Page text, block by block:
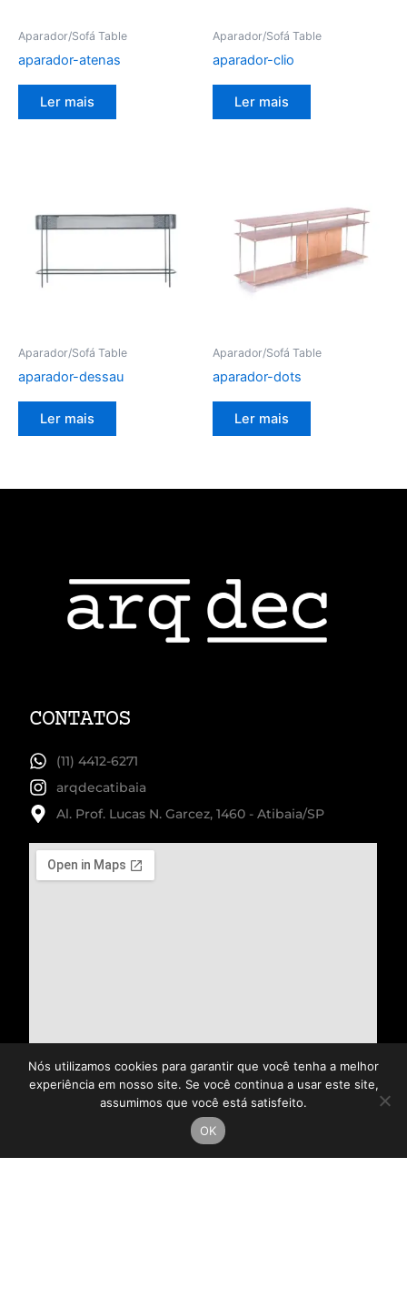
Aparador/Sofá Table
aparador-atenas
Ler mais
Aparador/Sofá Table
aparador-clio
Ler mais
Aparador/Sofá Table
aparador-dessau
Ler mais
Aparador/Sofá Table
aparador-dots
Ler mais
CONTATOS
(11) 4412-6271
arqdecatibaia
Al. Prof. Lucas N. Garcez, 1460 - Atibaia/SP
Nós utilizamos cookies para garantir que você tenha a melhor
experiência em nosso site. Se você continua a usar este site,
assumimos que você está satisfeito.
OK